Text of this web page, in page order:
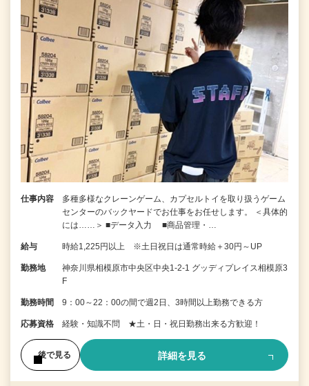
仕事内容
多種多様なクレーンゲーム、カプセルトイを取り扱うゲーム
センターのバックヤードでお仕事をお任せします。 ＜具体的
には……＞ ■データ入力 ■商品管理・…
給与 時給1,225円以上 ※土日祝日は通常時給＋30円～UP
勤務地
神奈川県相模原市中央区中央1-2-1 グッディプレイス相模原3
F
勤務時間 9：00～22：00の間で週2日、3時間以上勤務できる方
応募資格 経験・知識不問 ★土・日・祝日勤務出来る方歓迎！
後で見る 詳細を見る